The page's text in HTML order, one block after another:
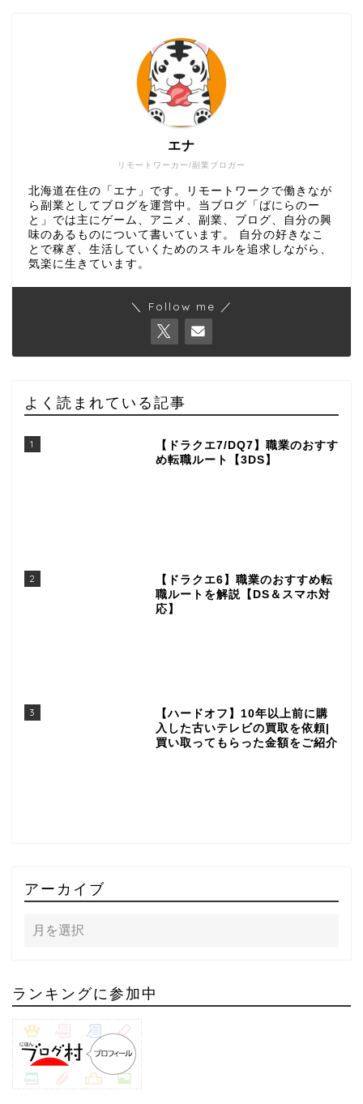
リモートワーカー/副業ブロガー
エナ
北海道在住の「エナ」です。リモートワークで働きなが
ら副業としてブログを運営中。当ブログ「ばにらのー
と」では主にゲーム、アニメ、副業、ブログ、自分の興
味のあるものについて書いています。 自分の好きなこ
とで稼ぎ、生活していくためのスキルを追求しながら、
気楽に生きています。
＼ Follow me ／
よく読まれている記事
1
【ドラクエ7/DQ7】職業のおすす
め転職ルート【3DS】
2
【ドラクエ6】職業のおすすめ転
職ルートを解説【DS＆スマホ対
応】
3
【ハードオフ】10年以上前に購
入した古いテレビの買取を依頼|
買い取ってもらった金額をご紹介
アーカイブ
ランキングに参加中